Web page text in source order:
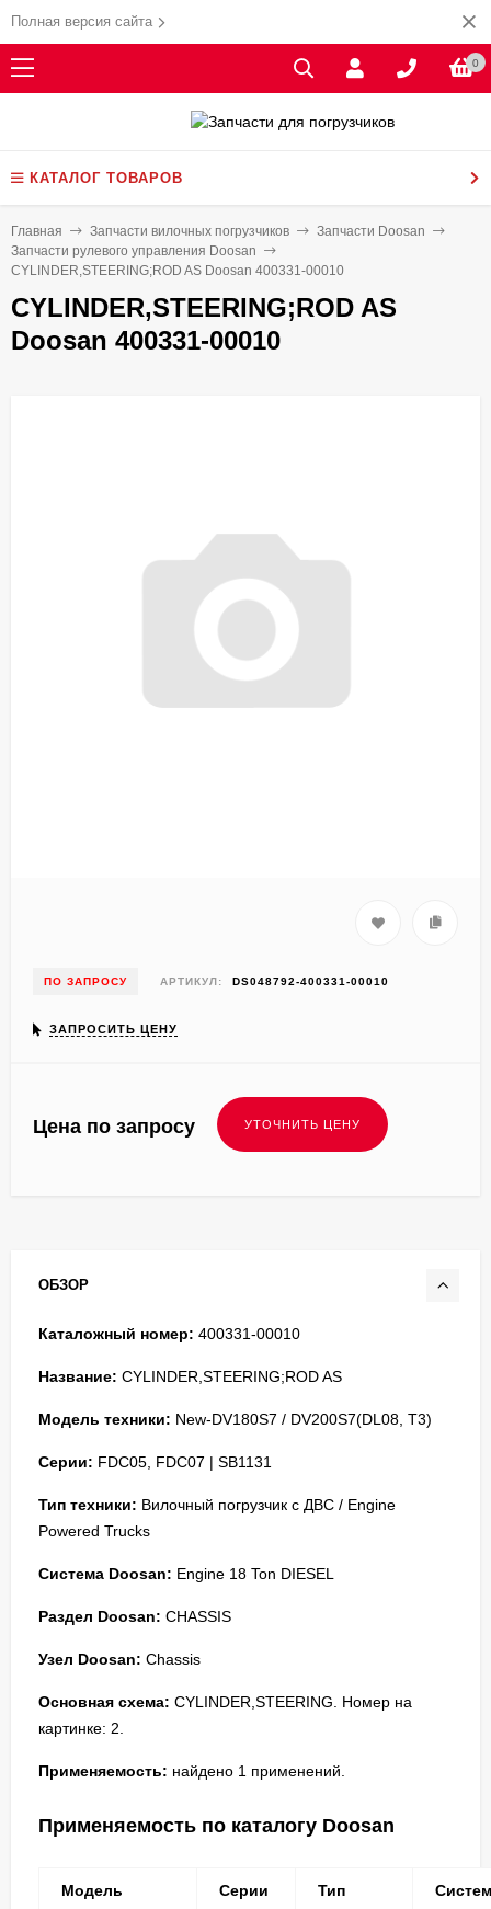
Полная версия сайта
0
КАТАЛОГ ТОВАРОВ
Главная Запчасти вилочных погрузчиков
Запчасти Doosan
Запчасти рулевого управления Doosan
CYLINDER,STEERING;ROD AS Doosan 400331-00010
CYLINDER,STEERING;ROD AS
Doosan 400331-00010
ПО ЗАПРОСУ АРТИКУЛ: DS048792-400331-00010
ЗАПРОСИТЬ ЦЕНУ
Цена по запросу
ОБЗОР
Каталожный номер: 400331-00010
Название: CYLINDER,STEERING;ROD AS
Модель техники: New-DV180S7 / DV200S7(DL08, T3)
Серии: FDC05, FDC07 | SB1131
Тип техники: Вилочный погрузчик с ДВС / Engine
Powered Trucks
Система Doosan: Engine 18 Ton DIESEL
Раздел Doosan: CHASSIS
Узел Doosan: Chassis
Основная схема: CYLINDER,STEERING. Номер на
картинке: 2.
Применяемость: найдено 1 применений.
Применяемость по каталогу Doosan
Модель Серии Тип